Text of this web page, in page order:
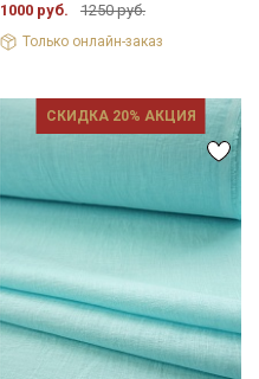
1000 руб. 1250 руб.
Только онлайн-заказ
СКИДКА 20% АКЦИЯ